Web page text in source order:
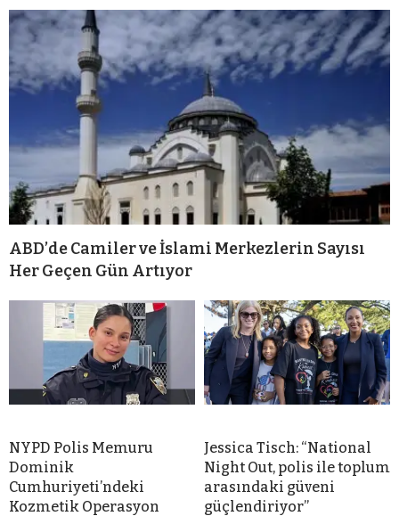
ABD’de Camiler ve İslami Merkezlerin Sayısı
Her Geçen Gün Artıyor
NYPD Polis Memuru
Dominik
Cumhuriyeti’ndeki
Kozmetik Operasyon
Jessica Tisch: “National
Night Out, polis ile toplum
arasındaki güveni
güçlendiriyor”